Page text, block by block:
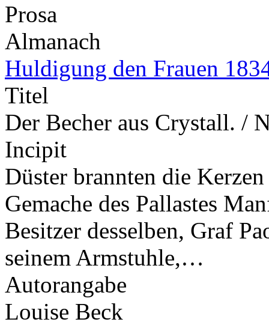
Prosa
Almanach
Huldigung den Frauen
Titel
Der Becher aus Crystall. /
Incipit
Düster brannten die
Gemache des Pallastes
Besitzer desselben, Graf
seinem Armstuhle,…
Autorangabe
Louise Beck